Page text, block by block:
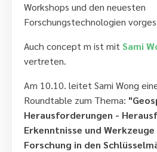
Workshops und den neuesten
Forschungstechnologien
Auch concept m ist mitSami
vertreten.
Am 10.10. leitet Sami Wong
Roundtable zum Thema:
Herausforderungen -
Erkenntnisse und
Forschung in den